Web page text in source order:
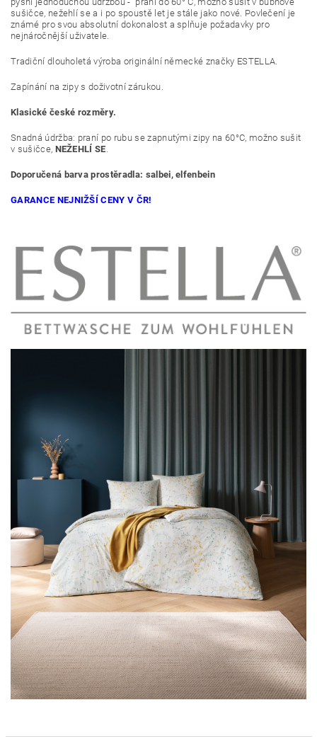
sušičce, nežehlí se a i po spoustě let je stále jako nové. Povlečení je
známé pro svou absolutní dokonalost a splňuje požadavky pro
nejnáročnější uživatele.
Tradiční dlouholetá výroba originální německé značky ESTELLA.
Zapínání na zipy s doživotní zárukou.
Klasické české rozměry.
Snadná údržba: praní po rubu se zapnutými zipy na 60°C, možno sušit
v sušičce, NEŽEHLÍ SE.
Doporučená barva prostěradla: salbei, elfenbein
GARANCE NEJNIŽŠÍ CENY V ČR!